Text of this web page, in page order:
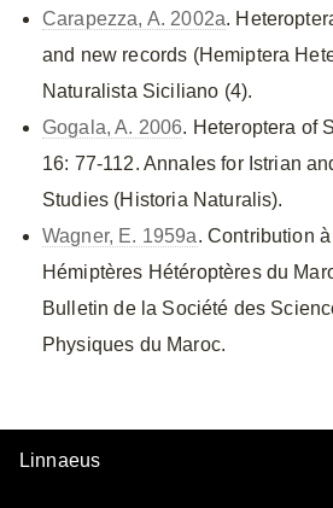
Carapezza, A. 2002a.
and new records (Hemiptera
Naturalista Siciliano (4).
Gogala, A. 2006. Heteroptera of
16: 77-112. Annales for Istrian
Studies (Historia Naturalis).
Wagner, E. 1959a. Contribution
Hémiptères Hétéroptères du
Bulletin de la Société des
Physiques du Maroc.
Linnaeus